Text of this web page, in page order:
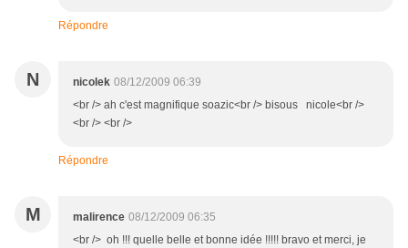
Répondre
N nicolek 08/12/2009 06:39
<br /> ah c'est magnifique soazic<br /> bisous nicole<br />
<br /> <br />
Répondre
M malirence 08/12/2009 06:35
<br /> oh !!! quelle belle et bonne idée !!!!! bravo et merci, je